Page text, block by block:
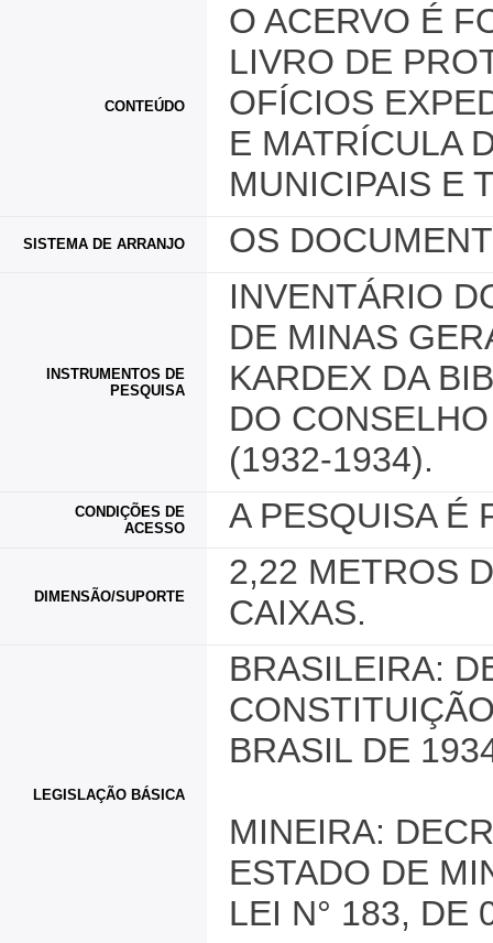
CONTEÚDO
O ACERVO É
LIVRO DE
OFÍCIOS
E MATRÍCULA
MUNICIPAIS E
SISTEMA DE ARRANJO OS
INSTRUMENTOS DE
PESQUISA
INVENTÁRIO
DE MINAS
KARDEX DA
DO
(1932-1934).
CONDIÇÕES DE
ACESSO
A PESQUISA É
DIMENSÃO/SUPORTE
2,22 METROS
CAIXAS.
LEGISLAÇÃO BÁSICA
BRASILEIRA:
BRASIL DE
MINEIRA:
ESTADO DE
LEI N° 183, DE